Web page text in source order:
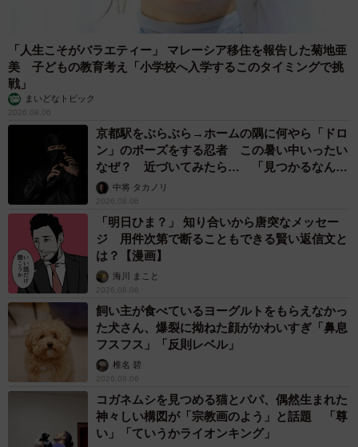
「人生こそがバラエティー」 マレーシア移住を報告した菊地亜
美 子どもの教育考え「小学校へ入学するこのタイミングで挑
戦」
まいどなトピック
2026.08.06
京都駅をぶらぶら→ホームの隅に何やら「ドロ
ン」のポーズをする忍者 この暑い中いったい
なぜ？ 近づいてみたら… 「見つかるなんて
未熟」中将 タカノリ
2026.08.06
「明日ひま？」 知り合いから唐突なメッセー
ジ 用件次第で断ることもできる賢い返信文と
は？【漫画】
海川 まこと
2026.08.06
飼い主が食べているヨーグルトをもらえなかっ
た犬さん、爆裂に拗ねた顔がかわいすぎ「鼻息
フスフス」「反則レベル」
椎名 碧
2026.08.06
コガネムシを見つめる猫とパパ、偶然生まれた
神々しい構図が「宗教画のよう」と話題 「尊
い」「ていうかライオンキング」